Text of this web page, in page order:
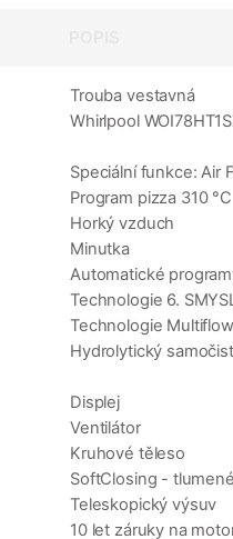
Trouba vestavná
Whirlpool
Speciální funkce: Air
Program pizza 310 °C
Horký vzduch
Minutka
Automatické
Technologie 6.
Technologie
Hydrolytický
Displej
Ventilátor
Kruhové těleso
SoftClosing -
Teleskopický výsuv
10 let záruky na